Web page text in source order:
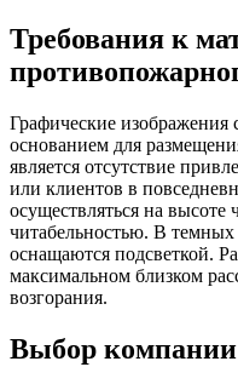
Требования к
Графические изображения
основанием для
является отсутствие
или клиентов в
осуществляться на высоте
читабельностью. В
оснащаются подсветкой.
максимальном близком
возгорания.
Выбор компании